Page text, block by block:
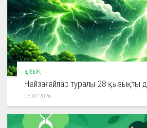
ҚЫЗЫҚ
Найзағайлар туралы 28 қызықты
05.02.2026